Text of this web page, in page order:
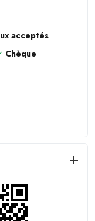
acceptés
Chèque